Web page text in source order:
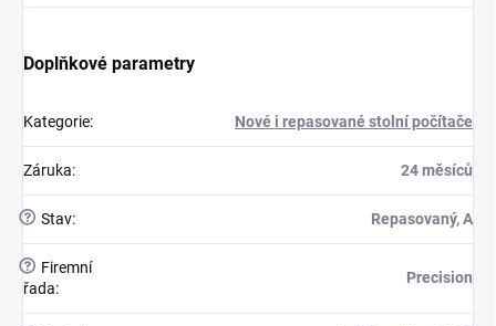
Doplňkové parametry
Kategorie: Nové i repasované stolní počítače
Záruka: 24 měsíců
? Stav: Repasovaný, A
?
Firemní
řada:
Precision